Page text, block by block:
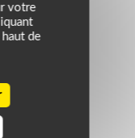
votre
de